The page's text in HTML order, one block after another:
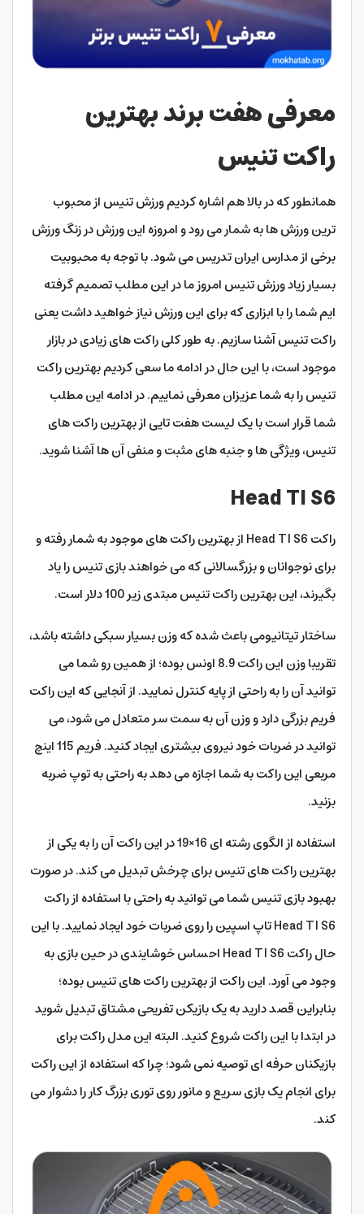
معرفی هفت برند بهترین
راکت تنیس
همانطور که در بالا هم اشاره کردیم ورزش تنیس از محبوب
ترین ورزش ها به شمار می رود و امروزه این ورزش در زنگ ورزش
برخی از مدارس ایران تدریس می شود. با توجه به محبوبیت
بسیار زیاد ورزش تنیس امروز ما در این مطلب تصمیم گرفته
ایم شما را با ابزاری که برای این ورزش نیاز خواهید داشت یعنی
راکت تنیس آشنا سازیم. به طور کلی راکت های زیادی در بازار
موجود است، با این حال در ادامه ما سعی کردیم بهترین راکت
تنیس را به شما عزیزان معرفی نماییم. در ادامه این مطلب
شما قرار است با یک لیست هفت تایی از بهترین راکت های
تنیس، ویژگی ها و جنبه های مثبت و منفی آن ها آشنا شوید.
Head TI S6
راکت Head TI S6 از بهترین راکت های موجود به شمار رفته و
برای نوجوانان و بزرگسالانی که می خواهند بازی تنیس را یاد
بگیرند، این بهترین راکت تنیس مبتدی زیر 100 دلار است.
ساختار تیتانیومی باعث شده که وزن بسیار سبکی داشته باشد،
تقریبا وزن این راکت 8.9 اونس بوده؛ از همین رو شما می
توانید آن را به راحتی از پایه کنترل نمایید. از آنجایی که این راکت
فریم بزرگی دارد و وزن آن به سمت سر متعادل می شود، می
توانید در ضربات خود نیروی بیشتری ایجاد کنید. فریم 115 اینچ
مربعی این راکت به شما اجازه می دهد به راحتی به توپ ضربه
بزنید.
استفاده از الگوی رشته ای 16×19 در این راکت آن را به یکی از
بهترین راکت های تنیس برای چرخش تبدیل می کند. در صورت
بهبود بازی تنیس شما می توانید به راحتی با استفاده از راکت
Head TI S6 تاپ اسپین را روی ضربات خود ایجاد نمایید. با این
حال راکت Head TI S6 احساس خوشایندی در حین بازی به
وجود می آورد. این راکت از بهترین راکت های تنیس بوده؛
بنابراین قصد دارید به یک بازیکن تفریحی مشتاق تبدیل شوید
در ابتدا با این راکت شروع کنید. البته این مدل راکت برای
بازیکنان حرفه ای توصیه نمی شود؛ چرا که استفاده از این راکت
برای انجام یک بازی سریع و مانور روی توری بزرگ کار را دشوار می
کند.